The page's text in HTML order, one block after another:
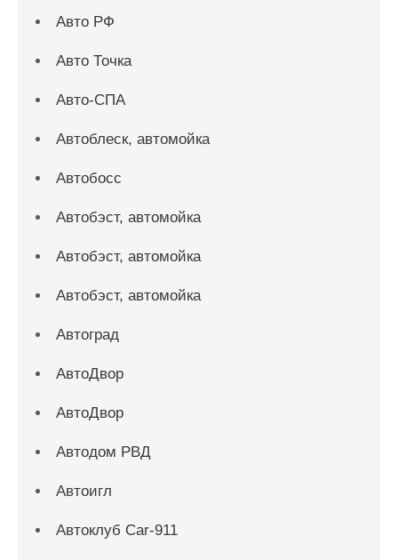
Авто РФ
Авто Точка
Авто-СПА
Автоблеск, автомойка
Автобосс
Автобэст, автомойка
Автобэст, автомойка
Автобэст, автомойка
Автоград
АвтоДвор
АвтоДвор
Автодом РВД
Автоигл
Автоклуб Car-911